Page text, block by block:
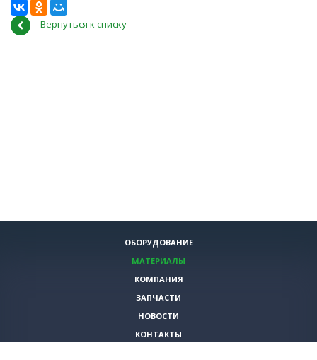
Вернуться к списку
ОБОРУДОВАНИЕ
МАТЕРИАЛЫ
КОМПАНИЯ
ЗАПЧАСТИ
НОВОСТИ
КОНТАКТЫ